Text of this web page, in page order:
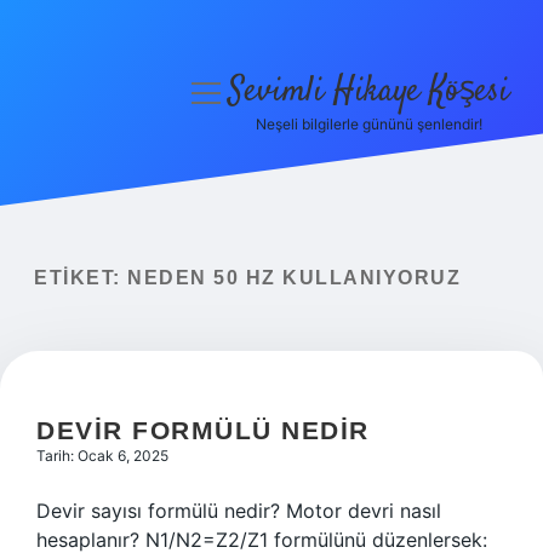
Yasal Uyarı
menüyüSevimli Hikaye Köşesi
Neşeli bilgilerle gününü şenlendir!
ETIKET: NEDEN 50 HZ KULLANIYORUZ
DEVIR FORMÜLÜ NEDIR
Tarih: Ocak 6, 2025
Devir sayısı formülü nedir? Motor devri nasıl
hesaplanır? N1/N2=Z2/Z1 formülünü düzenlersek: